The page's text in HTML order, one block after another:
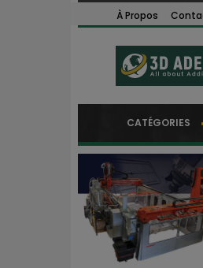
À Propos
CATÉGORIES